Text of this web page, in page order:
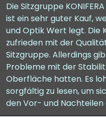
Die Sitzgruppe
ist ein sehr guter Kauf,
und Optik Wert legt. Die
zufrieden mit der
Sitzgruppe. Allerdings
Probleme mit der
Oberfläche hatten. Es
sorgfältig zu lesen, um
den Vor- und